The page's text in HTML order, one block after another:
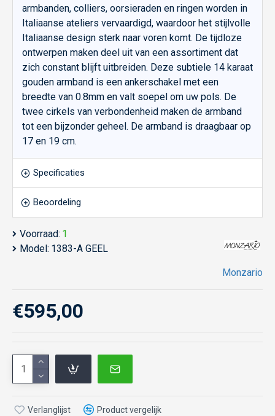
armbanden, colliers, oorsieraden en ringen worden in
Italiaanse ateliers vervaardigd, waardoor het stijlvolle
Italiaanse design sterk naar voren komt. De tijdloze
ontwerpen maken deel uit van een assortiment dat
zich constant blijft uitbreiden. Deze subtiele 14 karaat
gouden armband is een ankerschakel met een
breedte van 0.8mm en valt soepel om uw pols. De
twee cirkels van verbondenheid maken de armband
tot een bijzonder geheel. De armband is draagbaar op
17 en 19 cm.
Specificaties
Beoordeling
Voorraad: 1
Model: 1383-A GEEL
Monzario
€595,00
Verlanglijst Product vergelijk